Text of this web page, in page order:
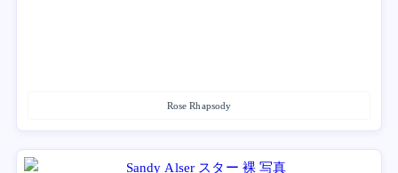
Rose Rhapsody